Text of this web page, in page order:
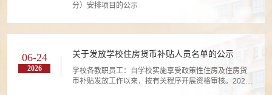
分）安排项目的公示
06-24
2026
关于发放学校住房货币补贴人员名单的公示
学校各教职员工：自学校实施享受政策性住房及住房货
币补贴发放工作以来，按有关程序开展资格审核。2026